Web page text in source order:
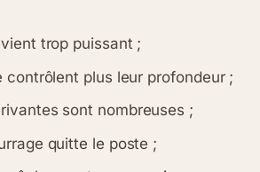
trop puissant ;
contrôlent plus leur profondeur ;
sont nombreuses ;
quitte le poste ;